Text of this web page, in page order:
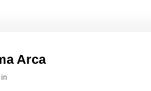
Arca